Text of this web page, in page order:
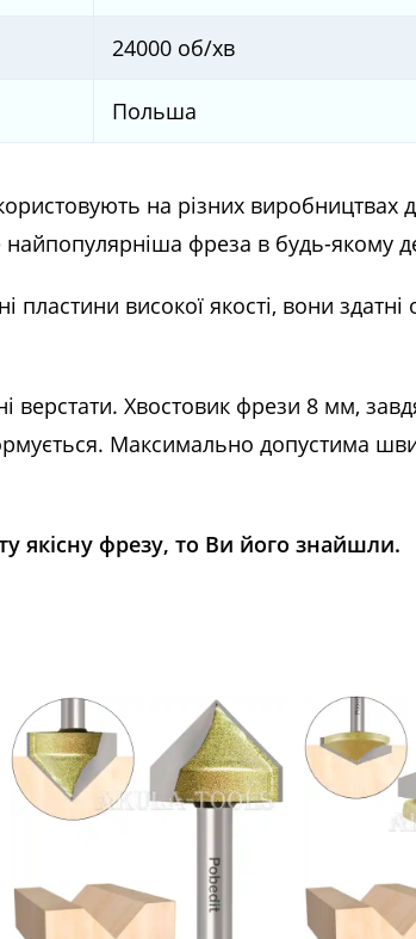
24000 об/хв
Польша
на різних виробництвах
найпопулярніша фреза в будь-якому
високої якості, вони
верстати. Хвостовик фрези 8 мм,
Максимально допустима
якісну фрезу, то Ви його знайшли.